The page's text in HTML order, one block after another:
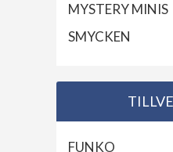
MYSTERY MINIS
SMYCKEN
FUNKO